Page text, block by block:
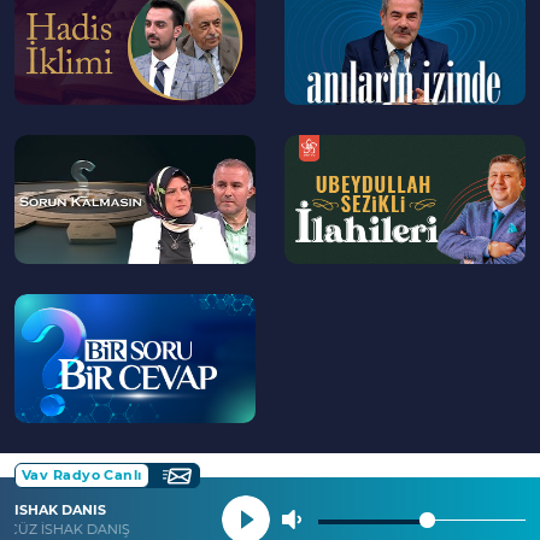
--
>
>
--
>
ISHAK DANIS
CÜZ İSHAK DANIŞ
Vav Radyo Canlı